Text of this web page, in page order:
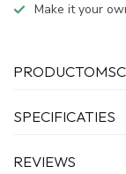
Make it your
SPECIFICATIES
REVIEWS